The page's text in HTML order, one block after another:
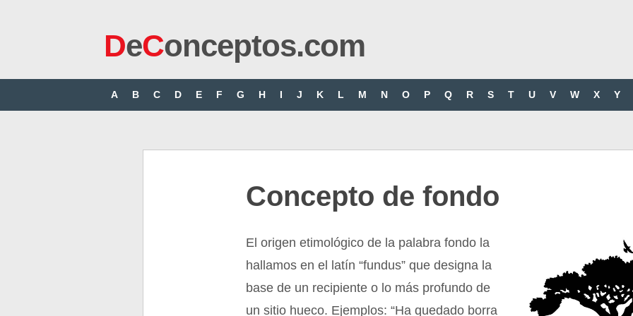
DeConceptos.com
A B C D E F G H I J K L M N O P Q R S T U V W X Y
Concepto de fondo
El origen etimológico de la palabra fondo la
hallamos en el latín “fundus” que designa la
base de un recipiente o lo más profundo de
un sitio hueco. Ejemplos: “Ha quedado borra